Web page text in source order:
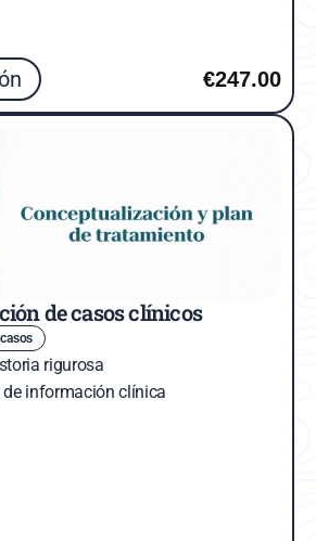
€247.00
de casos clínicos
rigurosa
información clínica